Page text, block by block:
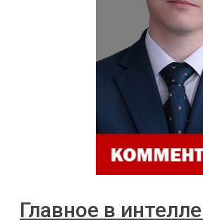
Главное в